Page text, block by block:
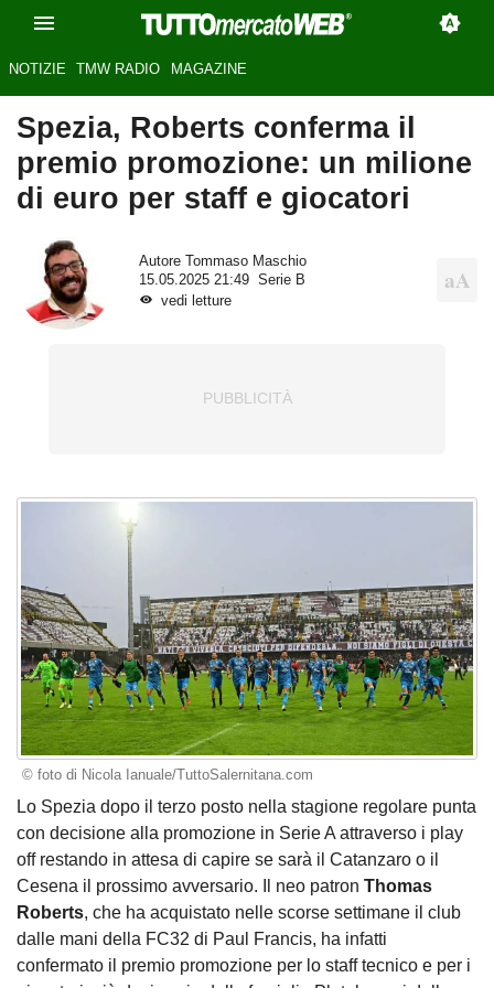
NOTIZIE TMW RADIO MAGAZINE
Spezia, Roberts conferma il
premio promozione: un milione
di euro per staff e giocatori
Autore
Tommaso Maschio
15.05.2025 21:49
Serie B
vedi letture
© foto di Nicola Ianuale/TuttoSalernitana.com
Lo Spezia dopo il terzo posto nella stagione regolare punta
con decisione alla promozione in Serie A attraverso i play
off restando in attesa di capire se sarà il Catanzaro o il
Cesena il prossimo avversario. Il neo patron Thomas
Roberts, che ha acquistato nelle scorse settimane il club
dalle mani della FC32 di Paul Francis, ha infatti
confermato il premio promozione per lo staff tecnico e per i